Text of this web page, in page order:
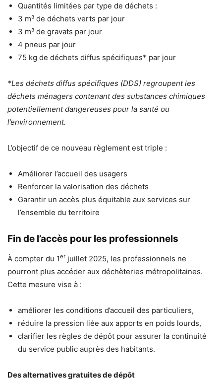
Quantités limitées par type de déchets :
3 m³ de déchets verts par jour
3 m³ de gravats par jour
4 pneus par jour
75 kg de déchets diffus spécifiques* par jour
*Les déchets diffus spécifiques (DDS) regroupent les
déchets ménagers contenant des substances chimiques
potentiellement dangereuses pour la santé ou
l’environnement.
L’objectif de ce nouveau règlement est triple :
Améliorer l’accueil des usagers
Renforcer la valorisation des déchets
Garantir un accès plus équitable aux services sur
l’ensemble du territoire
Fin de l’accès pour les professionnels
À compter du 1er juillet 2025, les professionnels ne
pourront plus accéder aux déchèteries métropolitaines.
Cette mesure vise à :
améliorer les conditions d’accueil des particuliers,
réduire la pression liée aux apports en poids lourds,
clarifier les règles de dépôt pour assurer la continuité
du service public auprès des habitants.
Des alternatives gratuites de dépôt